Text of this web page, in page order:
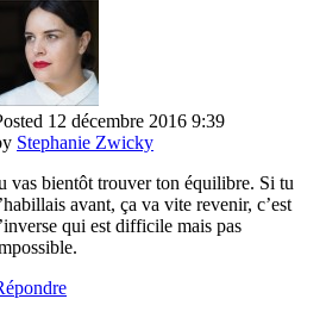
12 décembre 2016 9:39
Stephanie Zwicky
vas bientôt trouver ton équilibre. Si tu
avant, ça va vite revenir, c’est
qui est difficile mais pas